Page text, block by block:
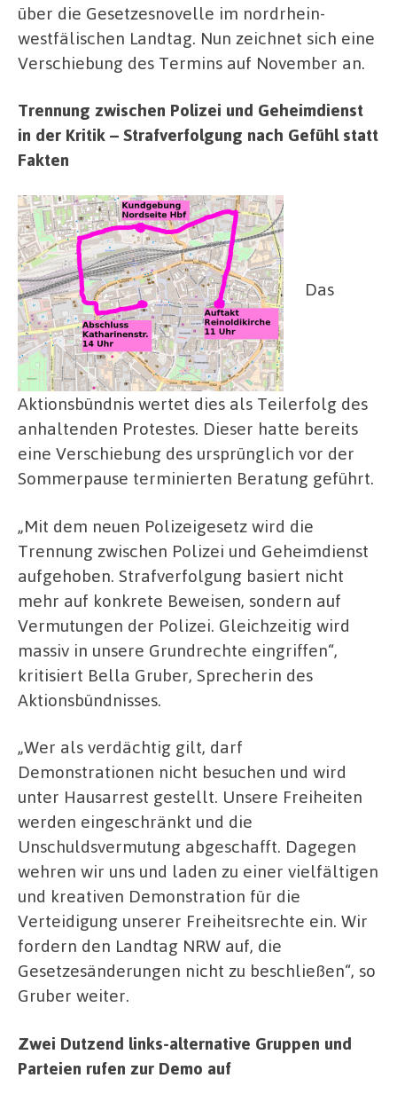
über die Gesetzesnovelle im nordrhein-
westfälischen Landtag. Nun zeichnet sich eine
Verschiebung des Termins auf November an.
Trennung zwischen Polizei und Geheimdienst
in der Kritik – Strafverfolgung nach Gefühl statt
Fakten
Das
Aktionsbündnis wertet dies als Teilerfolg des
anhaltenden Protestes. Dieser hatte bereits
eine Verschiebung des ursprünglich vor der
Sommerpause terminierten Beratung geführt.
„Mit dem neuen Polizeigesetz wird die
Trennung zwischen Polizei und Geheimdienst
aufgehoben. Strafverfolgung basiert nicht
mehr auf konkrete Beweisen, sondern auf
Vermutungen der Polizei. Gleichzeitig wird
massiv in unsere Grundrechte eingriffen“,
kritisiert Bella Gruber, Sprecherin des
Aktionsbündnisses.
„Wer als verdächtig gilt, darf
Demonstrationen nicht besuchen und wird
unter Hausarrest gestellt. Unsere Freiheiten
werden eingeschränkt und die
Unschuldsvermutung abgeschafft. Dagegen
wehren wir uns und laden zu einer vielfältigen
und kreativen Demonstration für die
Verteidigung unserer Freiheitsrechte ein. Wir
fordern den Landtag NRW auf, die
Gesetzesänderungen nicht zu beschließen“, so
Gruber weiter.
Zwei Dutzend links-alternative Gruppen und
Parteien rufen zur Demo auf